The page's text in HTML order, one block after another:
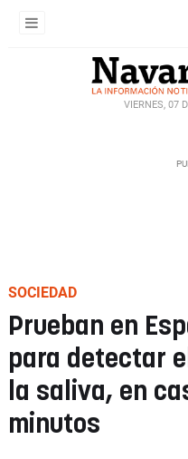
VIERNES, 07
SOCIEDAD
Prueban en
para detectar
la saliva, en
minutos